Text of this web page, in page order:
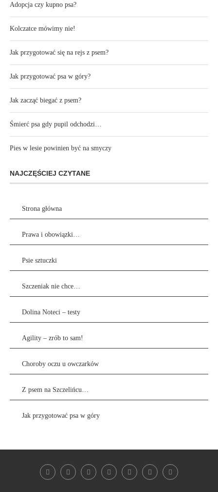
Adopcja czy kupno psa?
Kolczatce mówimy nie!
Jak przygotować się na rejs z psem?
Jak przygotować psa w góry?
Jak zacząć biegać z psem?
Śmierć psa gdy pupil odchodzi…
Pies w lesie powinien być na smyczy
NAJCZĘŚCIEJ CZYTANE
Strona główna
Prawa i obowiązki…
Psie sztuczki
Szczeniak nie chce…
Dolina Noteci – testy
Agility – zrób to sam!
Choroby oczu u owczarków
Z psem na Szczelińcu…
Jak przygotować psa w góry